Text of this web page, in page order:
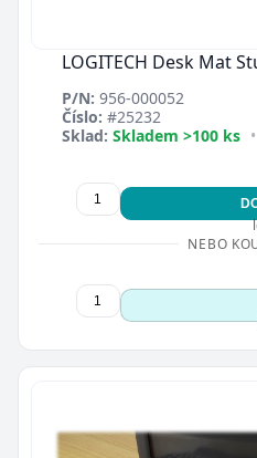
LOGITECH Desk Mat
P/N: 956-000052
Číslo: #25232
Sklad: Skladem >100 ks •
NEBO